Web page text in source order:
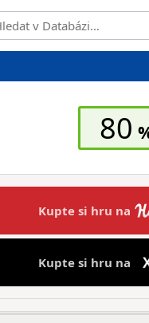
80
Kupte si hru na
Kupte si hru na